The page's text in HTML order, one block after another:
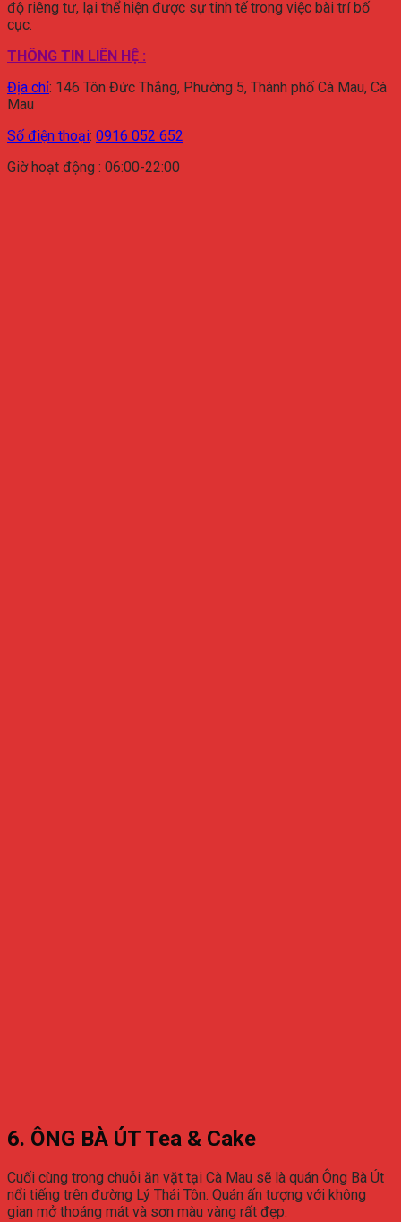
độ riêng tư, lại thể hiện được sự tinh tế trong việc bài trí bố
cục.
THÔNG TIN LIÊN HỆ :
Địa chỉ: 146 Tôn Đức Thắng, Phường 5, Thành phố Cà Mau, Cà
Mau
Số điện thoại: 0916 052 652
Giờ hoạt động : 06:00-22:00
6. ÔNG BÀ ÚT Tea & Cake
Cuối cùng trong chuỗi ăn vặt tại Cà Mau sẽ là quán Ông Bà Út
nổi tiếng trên đường Lý Thái Tôn. Quán ấn tượng với không
gian mở thoáng mát và sơn màu vàng rất đẹp.